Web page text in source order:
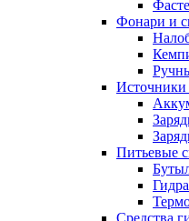
Фонари и
Источники
Питьевые
Средства